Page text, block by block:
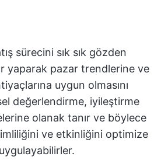
sürecini sık sık gözden
yaparak pazar trendlerine ve
uygun olmasını
değerlendirme, iyileştirme
olanak tanır ve böylece
ve etkinliğini optimize